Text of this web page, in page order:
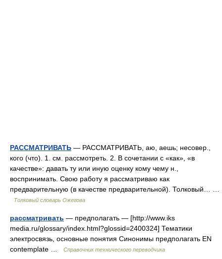
РАССМАТРИВАТЬ — РАССМАТРИВАТЬ, аю, аешь; несовер.,
кого (что). 1. см. рассмотреть. 2. В сочетании с «как», «в
качестве»: давать ту или иную оценку кому чему н.,
воспринимать. Свою работу я рассматриваю как
предварительную (в качестве предварительной). Толковый… …
Толковый словарь Ожегова
рассматривать — предполагать — [http://www.iks
media.ru/glossary/index.html?glossid=2400324] Тематики
электросвязь, основные понятия Синонимы предполагать EN
contemplate …
Справочник технического переводчика